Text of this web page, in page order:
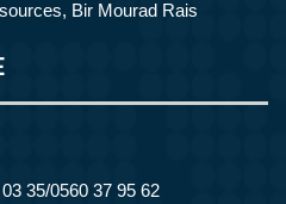
Bir Mourad Rais
35/0560 37 95 62